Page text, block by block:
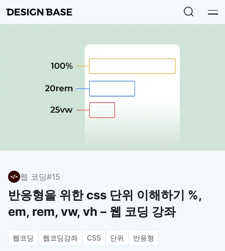
웹 코딩#15
반응형을 위한 css 단위 이해하기 %,
em, rem, vw, vh – 웹 코딩 강좌
웹코딩 웹코딩강좌 CSS 단위 반응형